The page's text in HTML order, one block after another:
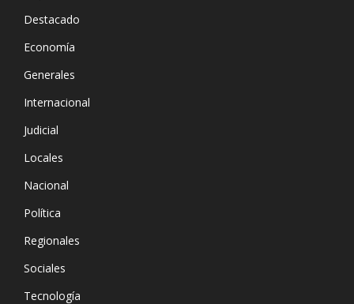
Destacado
Economía
Generales
Internacional
Judicial
Locales
Nacional
Política
Regionales
Sociales
Tecnología